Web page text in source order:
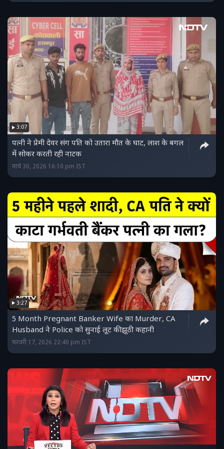
3:07
पत्नी ने प्रेमी देवर संग पति को उतारा मौत के घाट, लाश के बगल
में सोकर करती रही नाटक
मार्च 30, 2026 16:10 pm IST
3:27
5 Month Pregnant Banker Wife का Murder, CA
Husband ने Police को सुनाई लूट की झूठी कहानी
फ़रवरी 17, 2026 22:40 pm IST